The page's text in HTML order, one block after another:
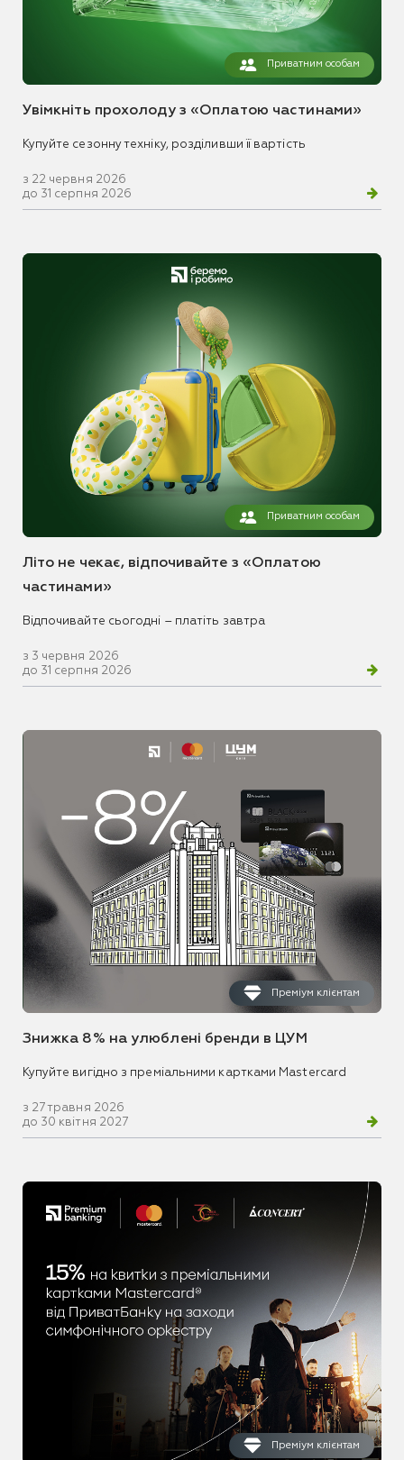
Приватним особам
Увімкніть прохолоду з «Оплатою частинами»
Купуйте сезонну техніку, розділивши її вартість
з 22 червня 2026
до 31 серпня 2026
Приватним особам
Літо не чекає, відпочивайте з «Оплатою
частинами»
Відпочивайте сьогодні – платіть завтра
з 3 червня 2026
до 31 серпня 2026
Преміум клієнтам
Знижка 8% на улюблені бренди в ЦУМ
Купуйте вигідно з преміальними картками Mastercard
з 27 травня 2026
до 30 квітня 2027
Преміум клієнтам